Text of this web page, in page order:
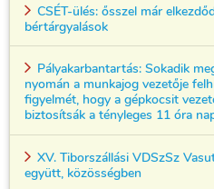
CSÉT-ülés: ősszel már
bértárgyalások
Pályakarbantartás: Sokadik
nyomán a munkajog vezetője
figyelmét, hogy a gépkocsit
biztosítsák a tényleges 11 óra
XV. Tiborszállási VDSzSz
együtt, közösségben